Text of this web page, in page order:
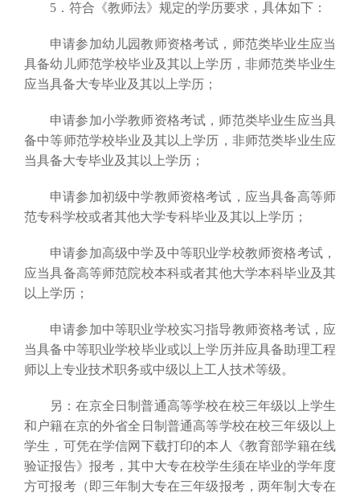
5．符合《教师法》规定的学历要求，具体如下：
申请参加幼儿园教师资格考试，师范类毕业生应当
具备幼儿师范学校毕业及其以上学历，非师范类毕业生
应当具备大专毕业及其以上学历；
申请参加小学教师资格考试，师范类毕业生应当具
备中等师范学校毕业及其以上学历，非师范类毕业生应
当具备大专毕业及其以上学历；
申请参加初级中学教师资格考试，应当具备高等师
范专科学校或者其他大学专科毕业及其以上学历；
申请参加高级中学及中等职业学校教师资格考试，
应当具备高等师范院校本科或者其他大学本科毕业及其
以上学历；
申请参加中等职业学校实习指导教师资格考试，应
当具备中等职业学校毕业或以上学历并应具备助理工程
师以上专业技术职务或中级以上工人技术等级。
另：在京全日制普通高等学校在校三年级以上学生
和户籍在京的外省全日制普通高等学校在校三年级以上
学生，可凭在学信网下载打印的本人《教育部学籍在线
验证报告》报考，其中大专在校学生须在毕业的学年度
方可报考（即三年制大专在三年级报考，两年制大专在